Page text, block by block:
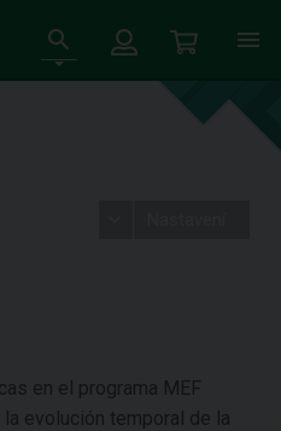
en el programa MEF
evolución temporal de la